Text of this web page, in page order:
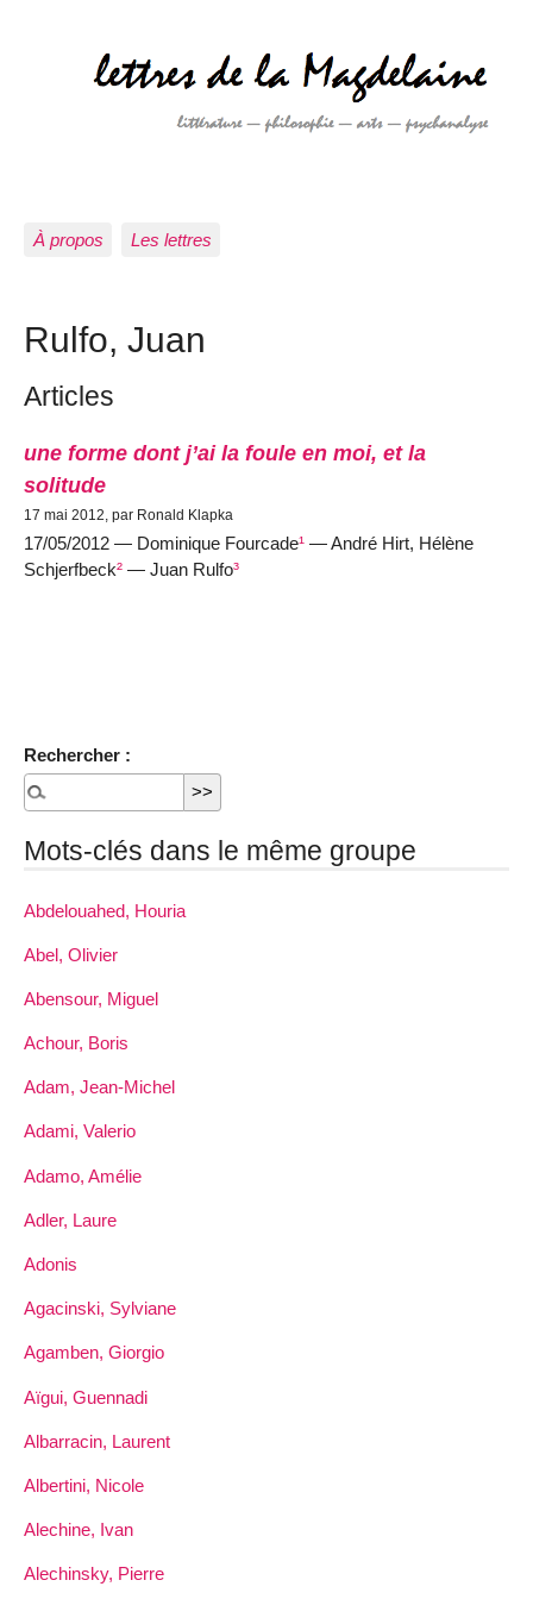
À propos Les lettres
Rulfo, Juan
Articles
une forme dont j’ai la foule en moi, et la
solitude
17 mai 2012, par Ronald Klapka
17/05/2012 — Dominique Fourcade¹ — André Hirt, Hélène
Schjerfbeck² — Juan Rulfo³
Rechercher :
Mots-clés dans le même groupe
Abdelouahed, Houria
Abel, Olivier
Abensour, Miguel
Achour, Boris
Adam, Jean-Michel
Adami, Valerio
Adamo, Amélie
Adler, Laure
Adonis
Agacinski, Sylviane
Agamben, Giorgio
Aïgui, Guennadi
Albarracin, Laurent
Albertini, Nicole
Alechine, Ivan
Alechinsky, Pierre